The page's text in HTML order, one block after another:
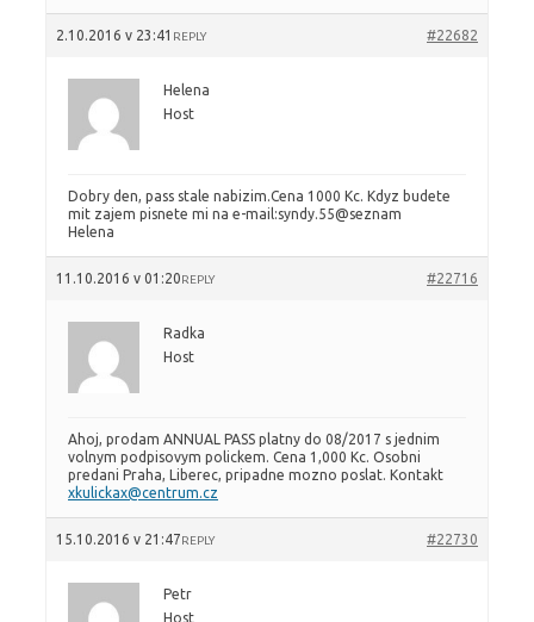
2.10.2016 v 23:41 #22682
REPLY
Helena
Host
Dobry den, pass stale nabizim.Cena 1000 Kc. Kdyz budete
mit zajem pisnete mi na e-mail:syndy.55@seznam
Helena
11.10.2016 v 01:20 #22716
REPLY
Radka
Host
Ahoj, prodam ANNUAL PASS platny do 08/2017 s jednim
volnym podpisovym polickem. Cena 1,000 Kc. Osobni
predani Praha, Liberec, pripadne mozno poslat. Kontakt
xkulickax@centrum.cz
15.10.2016 v 21:47 #22730
REPLY
Petr
Host